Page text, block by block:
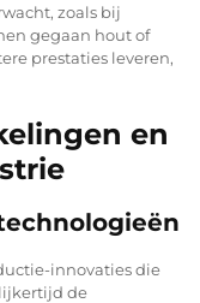
zoals bij
gegaan hout of
prestaties leveren,
en
innovaties die
de